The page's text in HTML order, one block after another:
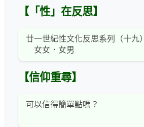
【「性」在反思】
廿一世紀性文化反思系列（十九）
女女．女男
【信仰重尋】
可以信得簡單點嗎？